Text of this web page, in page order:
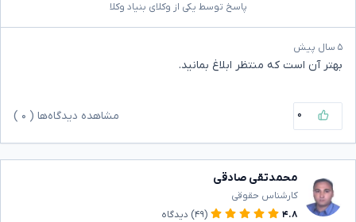
پاسخ توسط یکی از وکلای بنیاد وکلا
۵ سال پیش
بهتر آن است که منتظر ابلاغ بمانید.
۰ مشاهده دیدگاه‌ها ( ۰
محمدتقی صادقی
کارشناس حقوقی
۴.۸
(۴۹) دیدگاه